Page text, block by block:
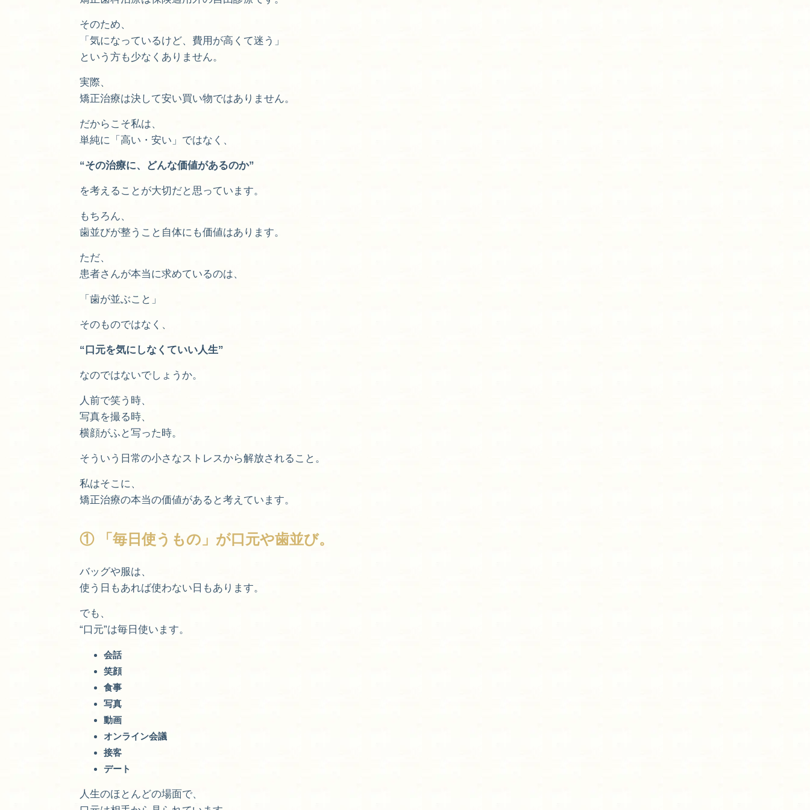
そのため、
「気になっているけど、費用が高くて迷う」
という方も少なくありません。
実際、
矯正治療は決して安い買い物ではありません。
だからこそ私は、
単純に「高い・安い」ではなく、
“その治療に、どんな価値があるのか”
を考えることが大切だと思っています。
もちろん、
歯並びが整うこと自体にも価値はあります。
ただ、
患者さんが本当に求めているのは、
「歯が並ぶこと」
そのものではなく、
“口元を気にしなくていい人生”
なのではないでしょうか。
人前で笑う時、
写真を撮る時、
横顔がふと写った時。
そういう日常の小さなストレスから解放されること。
私はそこに、
矯正治療の本当の価値があると考えています。
① 「毎日使うもの」が口元や歯並び。
バッグや服は、
使う日もあれば使わない日もあります。
でも、
“口元”は毎日使います。
会話
笑顔
食事
写真
動画
オンライン会議
接客
デート
人生のほとんどの場面で、